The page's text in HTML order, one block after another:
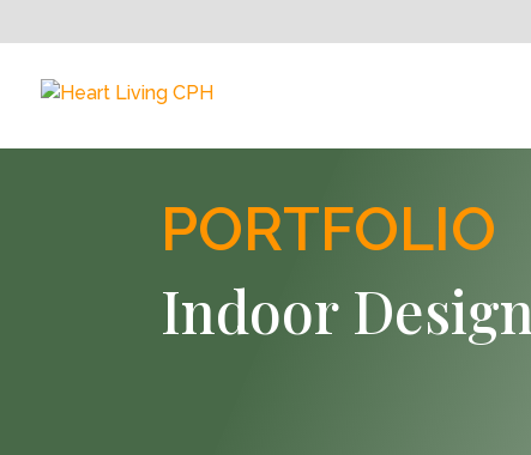
PORTFOLIO
Indoor Design